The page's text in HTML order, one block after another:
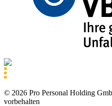
© 2026 Pro Personal Holding
vorbehalten